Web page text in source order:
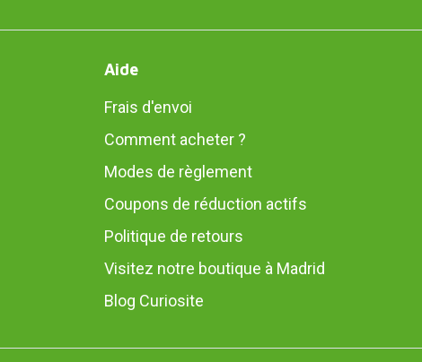
Aide
Frais d'envoi
Comment acheter ?
Modes de règlement
Coupons de réduction actifs
Politique de retours
Visitez notre boutique à Madrid
Blog Curiosite